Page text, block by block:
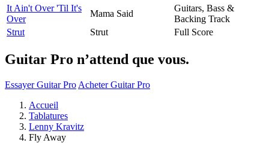
It Ain't Over 'Til It's
Over
Mama Said
Guitars, Bass &
Backing Track
Strut
Strut Full Score
Guitar Pro n’attend que vous.
Essayer Guitar Pro Acheter Guitar Pro
Accueil
Tablatures
Lenny Kravitz
Fly Away